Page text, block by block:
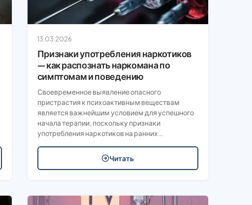
13.03.2026
Признаки употребления наркотиков
— как распознать наркомана по
симптомам и поведению
Своевременное выявление опасного
пристрастия к психоактивным веществам
является важнейшим условием для успешного
начала терапии, поскольку признаки
употребления наркотиков на ранних…
Читать